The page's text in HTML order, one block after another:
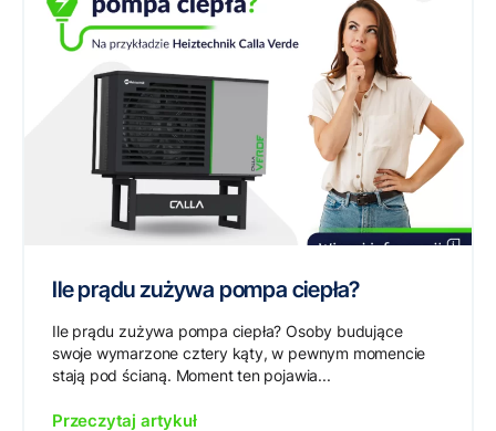
Ile prądu zużywa pompa ciepła?
Ile prądu zużywa pompa ciepła? Osoby budujące
swoje wymarzone cztery kąty, w pewnym momencie
stają pod ścianą. Moment ten pojawia...
Przeczytaj artykuł